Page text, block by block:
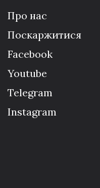
Про нас
Поскаржитися
Facebook
Youtube
Telegram
Instagram